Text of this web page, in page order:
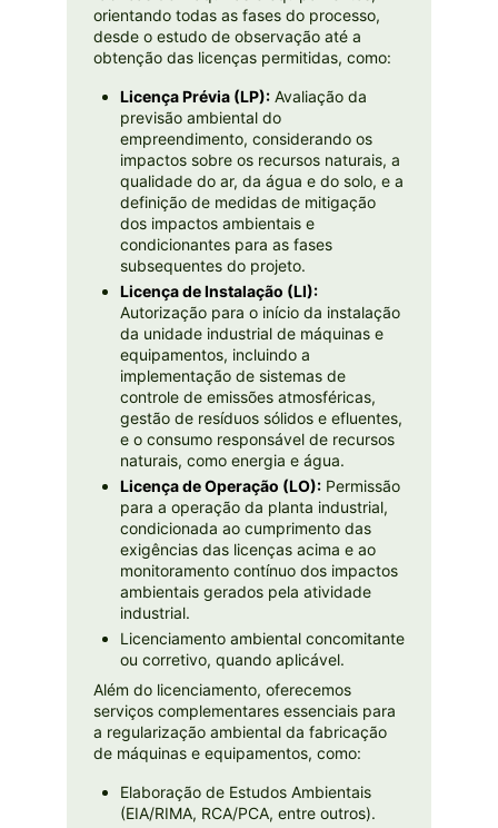
orientando todas as fases do processo,
desde o estudo de observação até a
obtenção das licenças permitidas, como:
Licença Prévia (LP):Avaliação da
previsão ambiental do
empreendimento, considerando os
impactos sobre os recursos naturais, a
qualidade do ar, da água e do solo, e a
definição de medidas de mitigação
dos impactos ambientais e
condicionantes para as fases
subsequentes do projeto.
Licença de Instalação (LI):
Autorização para o início da instalação
da unidade industrial de máquinas e
equipamentos, incluindo a
implementação de sistemas de
controle de emissões atmosféricas,
gestão de resíduos sólidos e efluentes,
e o consumo responsável de recursos
naturais, como energia e água.
Licença de Operação (LO):Permissão
para a operação da planta industrial,
condicionada ao cumprimento das
exigências das licenças acima e ao
monitoramento contínuo dos impactos
ambientais gerados pela atividade
industrial.
Licenciamento ambiental concomitante
ou corretivo, quando aplicável.
Além do licenciamento, oferecemos
serviços complementares essenciais para
a regularização ambiental da fabricação
de máquinas e equipamentos, como:
Elaboração de Estudos Ambientais
(EIA/RIMA, RCA/PCA, entre outros).